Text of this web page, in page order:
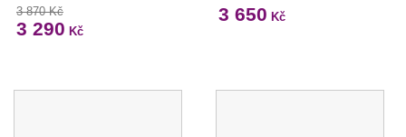
3 870 Kč
3 290 Kč
3 650 Kč